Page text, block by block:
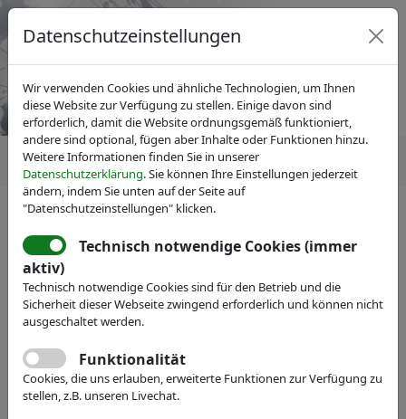
IVAM Fachverband für Mikrotechnik
Gamechanger Wasserstoff?
Neues ZIM-
Innovationsnetzwerk H2-
Konkret
Datenschutzeinstellungen
Wir verwenden Cookies und ähnliche Technologien, um Ihnen
diese Website zur Verfügung zu stellen. Einige davon sind
erforderlich, damit die Website ordnungsgemäß funktioniert,
andere sind optional, fügen aber Inhalte oder Funktionen hinzu.
Weitere Informationen finden Sie in unserer
Datenschutzerklärung. Sie können Ihre Einstellungen jederzeit
ändern, indem Sie unten auf der Seite auf
"Datenschutzeinstellungen" klicken.
Technisch notwendige Cookies (immer
aktiv)
Technisch notwendige Cookies sind für den Betrieb und die
Sicherheit dieser Webseite zwingend erforderlich und können nicht
ausgeschaltet werden.
Funktionalität
Cookies, die uns erlauben, erweiterte Funktionen zur Verfügung zu
stellen, z.B. unseren Livechat.